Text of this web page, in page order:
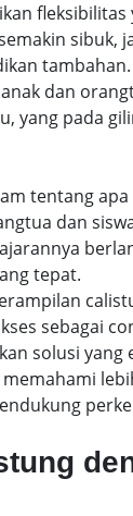
sibuk,
dan
yang pada
tentang
dan
tepat.
sebagai
solusi yang